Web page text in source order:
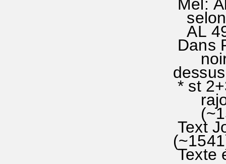
Mél:
AL
Dans
* st
Text
Texte